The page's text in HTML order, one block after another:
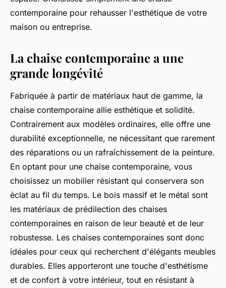
contemporaine pour rehausser l'esthétique de votre
maison ou entreprise.
La chaise contemporaine a une
grande longévité
Fabriquée à partir de matériaux haut de gamme, la
chaise contemporaine allie esthétique et solidité.
Contrairement aux modèles ordinaires, elle offre une
durabilité exceptionnelle, ne nécessitant que rarement
des réparations ou un rafraîchissement de la peinture.
En optant pour une chaise contemporaine, vous
choisissez un mobilier résistant qui conservera son
éclat au fil du temps. Le bois massif et le métal sont
les matériaux de prédilection des chaises
contemporaines en raison de leur beauté et de leur
robustesse. Les chaises contemporaines sont donc
idéales pour ceux qui recherchent d'élégants meubles
durables. Elles apporteront une touche d'esthétisme
et de confort à votre intérieur, tout en résistant à